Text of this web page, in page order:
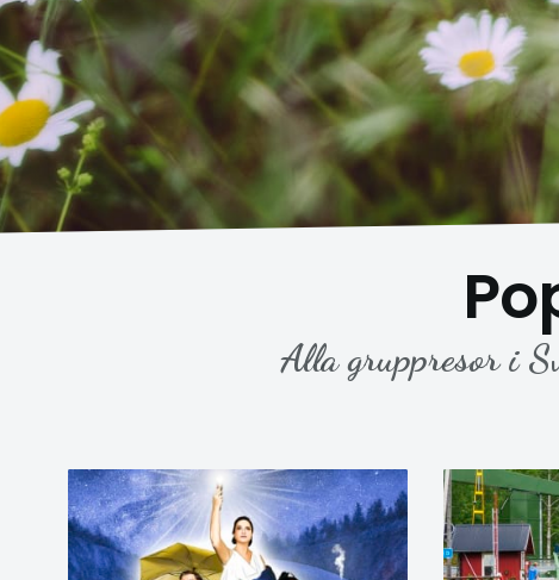
Alla gruppresor i